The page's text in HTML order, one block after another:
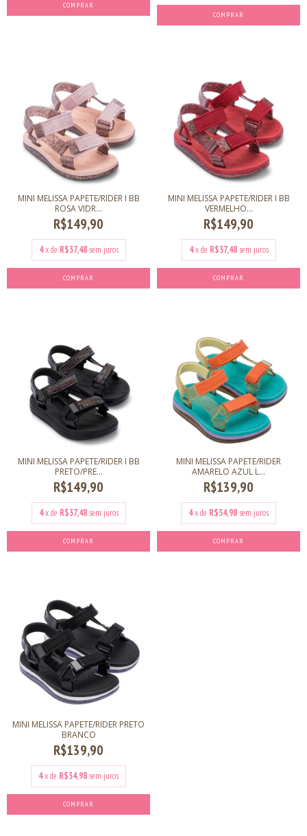
COMPRAR
COMPRAR
MINI MELISSA PAPETE/RIDER I BB
ROSA VIDR...
R$149,90
4 x de R$37,48 sem juros
COMPRAR
MINI MELISSA PAPETE/RIDER I BB
VERMELHO...
R$149,90
4 x de R$37,48 sem juros
COMPRAR
MINI MELISSA PAPETE/RIDER I BB
PRETO/PRE...
R$149,90
4 x de R$37,48 sem juros
COMPRAR
MINI MELISSA PAPETE/RIDER
AMARELO AZUL L...
R$139,90
4x de R$34,98 sem juros
COMPRAR
MINI MELISSA PAPETE/RIDER PRETO
BRANCO
R$139,90
4x de R$34,98 sem juros
COMPRAR